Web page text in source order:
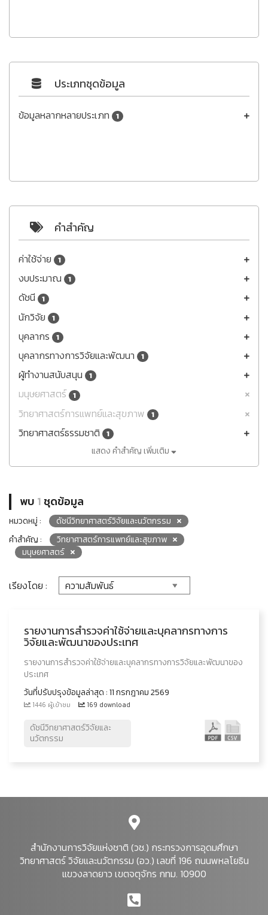
ประเภทชุดข้อมูล
ข้อมูลหลากหลายประเภท 1
คำสำคัญ
ค่าใช้จ่าย 1
งบประมาณ 1
ดัชนี 1
นักวิจัย 1
บุคลากร 1
บุคลากรทางการวิจัยและพัฒนา 1
ผู้ทำงานสนับสนุน 1
มนุษยศาสตร์ 1
วิทยาศาสตร์การแพทย์และสุขภาพ 1
วิทยาศาสตร์ธรรมชาติ 1
แสดง คำสำคัญ เพิ่มเติม
พบ 1ชุดข้อมูล
หมวดหมู่ :
ดัชนีวิทยาศาสตร์วิจัยและนวัตกรรม
คำสำคัญ :
วิทยาศาสตร์การแพทย์และสุขภาพ
มนุษยศาสตร์
เรียงโดย :
รายงานการสำรวจค่าใช้จ่ายและบุคลากรทางการ
วิจัยและพัฒนาของประเทศ
รายงานการสำรวจค่าใช้จ่ายและบุคลากรทางการวิจัยและพัฒนาของ
ประเทศ
วันที่ปรับปรุงข้อมูลล่าสุด : 11 กรกฎาคม 2569
1446 ผู้เข้าชม 169 download
ดัชนีวิทยาศาสตร์วิจัยและ
นวัตกรรม
สำนักงานการวิจัยแห่งชาติ (วช.) กระทรวงการอุดมศึกษา
วิทยาศาสตร์ วิจัยและนวัตกรรม (อว.) เลขที่ 196 ถนนพหลโยธิน
แขวงลาดยาว เขตจตุจักร กทม. 10900